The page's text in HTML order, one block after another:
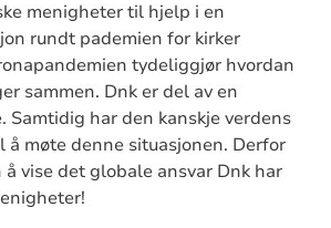
menigheter til hjelp i en
rundt pademien for kirker
tydeliggjør hvordan
sammen. Dnk er del av en
Samtidig har den kanskje verdens
å møte denne situasjonen. Derfor
å vise det globale ansvar Dnk har